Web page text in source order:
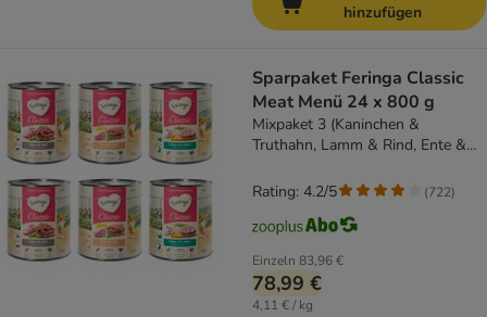
hinzufügen
Sparpaket Feringa Classic
Meat Menü 24 x 800 g
Mixpaket 3 (Kaninchen &
Truthahn, Lamm & Rind, Ente &
Einzeln 83,96 €
78,99 €
4,11 € / kg
Rating: 4.2/5 (722)